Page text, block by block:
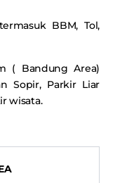
BBM, Tol,
( Bandung Area)
Sopir, Parkir Liar
wisata.